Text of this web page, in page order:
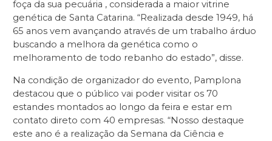
foça da sua pecuária , considerada a maior vitrine
genética de Santa Catarina. “Realizada desde 1949, há
65 anos vem avançando através de um trabalho árduo
buscando a melhora da genética como o
melhoramento de todo rebanho do estado”, disse.
Na condição de organizador do evento, Pamplona
destacou que o público vai poder visitar os 70
estandes montados ao longo da feira e estar em
contato direto com 40 empresas. “Nosso destaque
este ano é a realização da Semana da Ciência e